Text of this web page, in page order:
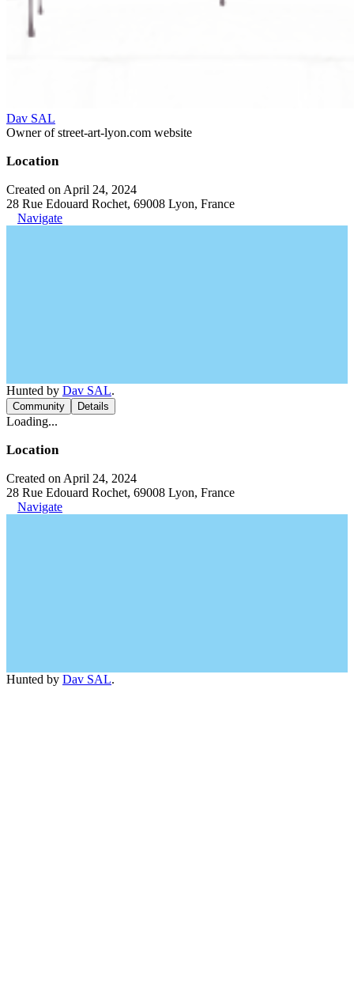
Dav SAL
Owner of street-art-lyon.com website
Location
Created on April 24, 2024
28 Rue Edouard Rochet, 69008 Lyon, France
Navigate
Hunted by Dav SAL.
Community Details
Loading...
Location
Created on April 24, 2024
28 Rue Edouard Rochet, 69008 Lyon, France
Navigate
Hunted by Dav SAL.